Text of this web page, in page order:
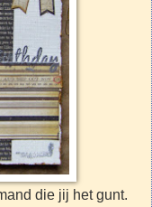
die jij het gunt.